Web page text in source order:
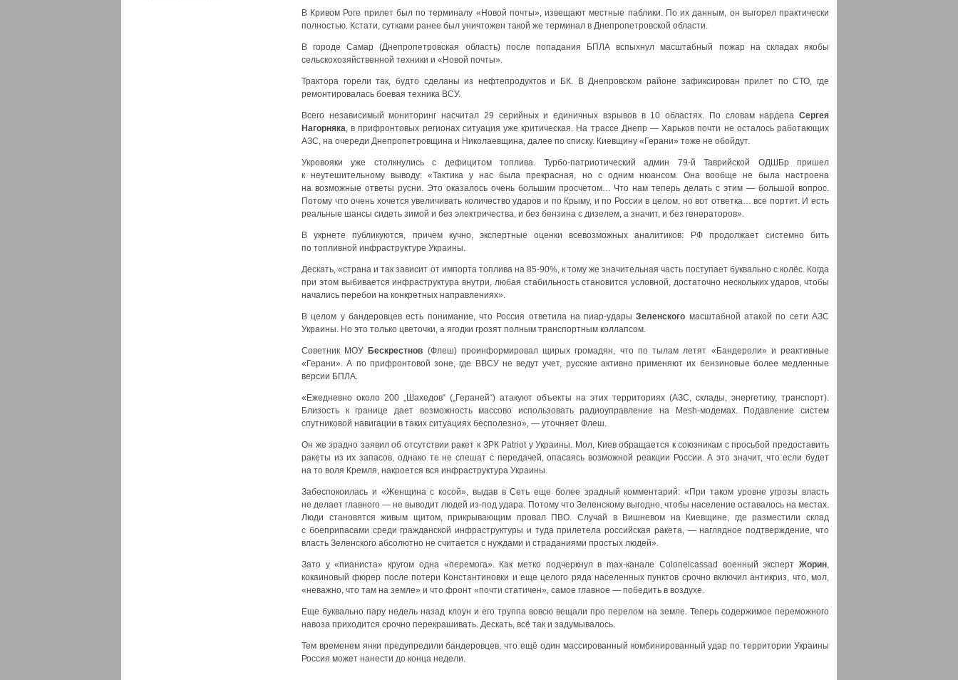
В Кривом Роге прилет был по терминалу «Новой почты», извещают местные паблики. По их данным, он выгорел практически
полностью. Кстати, сутками ранее был уничтожен такой же терминал в Днепропетровской области.
В городе Самар (Днепропетровская область) после попадания БПЛА вспыхнул масштабный пожар на складах якобы
сельскохозяйственной техники и «Новой почты».
Трактора горели так, будто сделаны из нефтепродуктов и БК. В Днепровском районе зафиксирован прилет по СТО, где
ремонтировалась боевая техника ВСУ.
Всего независимый мониторинг насчитал 29 серийных и единичных взрывов в 10 областях. По словам нардепа Сергея
Нагорняка, в прифронтовых регионах ситуация уже критическая. На трассе Днепр — Харьков почти не осталось работающих
АЗС, на очереди Днепропетровщина и Николаевщина, далее по списку. Киевщину «Герани» тоже не обойдут.
Укровояки уже столкнулись с дефицитом топлива. Турбо-патриотический админ 79-й Таврийской ОДШБр пришел
к неутешительному выводу: «Тактика у нас была прекрасная, но с одним нюансом. Она вообще не была настроена
на возможные ответы русни. Это оказалось очень большим просчетом… Что нам теперь делать с этим — большой вопрос.
Потому что очень хочется увеличивать количество ударов и по Крыму, и по России в целом, но вот ответка… все портит. И есть
реальные шансы сидеть зимой и без электричества, и без бензина с дизелем, а значит, и без генераторов».
В укрнете публикуются, причем кучно, экспертные оценки всевозможных аналитиков: РФ продолжает системно бить
по топливной инфраструктуре Украины.
Дескать, «страна и так зависит от импорта топлива на 85-90%, к тому же значительная часть поступает буквально с колёс. Когда
при этом выбивается инфраструктура внутри, любая стабильность становится условной, достаточно нескольких ударов, чтобы
начались перебои на конкретных направлениях».
В целом у бандеровцев есть понимание, что Россия ответила на пиар-ударыЗеленского масштабной атакой по сети АЗС
Украины. Но это только цветочки, а ягодки грозят полным транспортным коллапсом.
Советник МОУ Бескрестнов (Флеш) проинформировал щирых громадян, что по тылам летят «Бандероли» и реактивные
«Герани». А по прифронтовой зоне, где ВВСУ не ведут учет, русские активно применяют их бензиновые более медленные
версии БПЛА.
«Ежедневно около 200 „Шахедов“ („Гераней“) атакуют объекты на этих территориях (АЗС, склады, энергетику, транспорт).
Близость к границе дает возможность массово использовать радиоуправление на Mesh-модемах. Подавление систем
спутниковой навигации в таких ситуациях бесполезно», — уточняет Флеш.
Он же зрадно заявил об отсутствии ракет к ЗРК Patriot у Украины. Мол, Киев обращается к союзникам с просьбой предоставить
ракеты из их запасов, однако те не спешат с передачей, опасаясь возможной реакции России. А это значит, что если будет
на то воля Кремля, накроется вся инфраструктура Украины.
Забеспокоилась и «Женщина с косой», выдав в Сеть еще более зрадный комментарий: «При таком уровне угрозы власть
не делает главного — не выводит людей из-под удара. Потому что Зеленскому выгодно, чтобы население оставалось на местах.
Люди становятся живым щитом, прикрывающим провал ПВО. Случай в Вишневом на Киевщине, где разместили склад
с боеприпасами среди гражданской инфраструктуры и туда прилетела российская ракета, — наглядное подтверждение, что
власть Зеленского абсолютно не считается с нуждами и страданиями простых людей».
Зато у «пианиста» кругом одна «перемога». Как метко подчеркнул в max-канале Colonelcassad военный эксперт Жорин,
кокаиновый фюрер после потери Константиновки и еще целого ряда населенных пунктов срочно включил антикриз, что, мол,
«неважно, что там на земле» и что фронт «почти статичен», самое главное — победить в воздухе.
Еще буквально пару недель назад клоун и его труппа вовсю вещали про перелом на земле. Теперь содержимое переможного
навоза приходится срочно перекрашивать. Дескать, всё так и задумывалось.
Тем временем янки предупредили бандеровцев, что ещё один массированный комбинированный удар по территории Украины
Россия может нанести до конца недели.